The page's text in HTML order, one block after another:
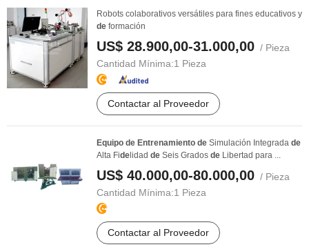
Robots colaborativos versátiles para fines educativos y
de formación
US$ 28.900,00-31.000,00 / Pieza
Cantidad Mínima:1 Pieza
Contactar al Proveedor
Equipo de Entrenamiento de Simulación Integrada de
Alta Fide lidad de Seis Grados de Libertad para ...
US$ 40.000,00-80.000,00 / Pieza
Cantidad Mínima:1 Pieza
Contactar al Proveedor